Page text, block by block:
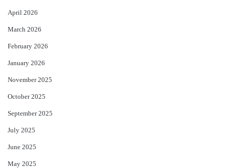
April 2026
March 2026
February 2026
January 2026
November 2025
October 2025
September 2025
July 2025
June 2025
May 2025